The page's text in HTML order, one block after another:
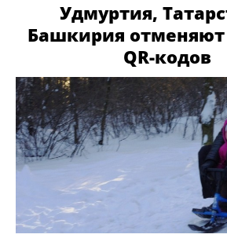
Удмуртия,
Башкирия отменяют
QR-кодов